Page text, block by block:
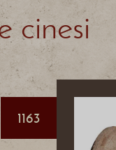
cinesi
1163